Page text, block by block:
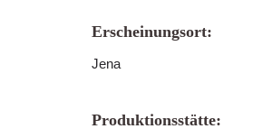
Erscheinungsort:
Jena
Produktionsstätte: